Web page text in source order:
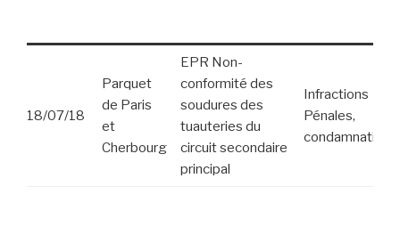
18/07/18
Parquet
de Paris
et
Cherbourg
EPR Non-
conformité des
soudures des
tuauteries du
circuit secondaire
principal
Infractions
Pénales,
condamnations